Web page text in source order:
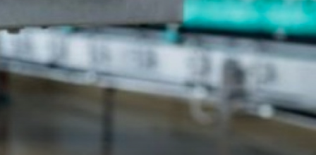
ARM 架构计算机
工业平板计算机
专业经验，助力储能出海
全球能源领域深耕超过 15 年的专业
Moxa 致力于成为中国企业值得信赖
专家观点
我们因优秀的员工而成长，因
共同的追求而凝聚。